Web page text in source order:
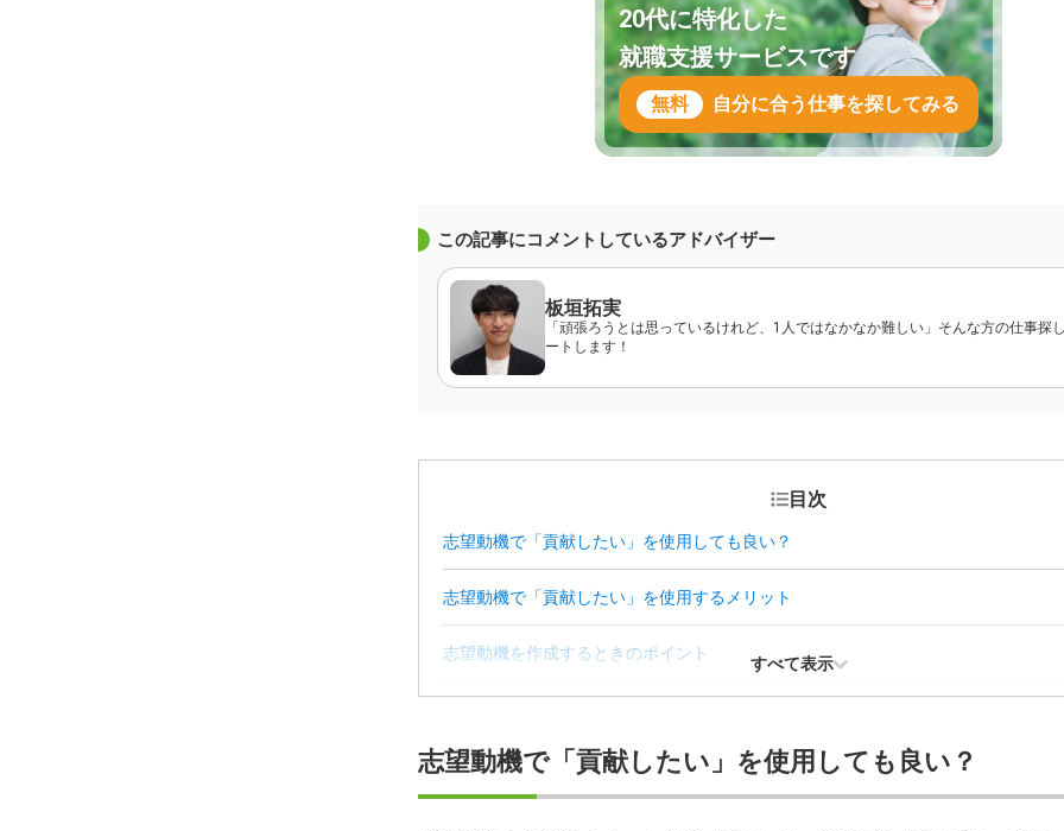
20代に特化した
就職支援サービスです
無料 自分に合う仕事を探してみる
この記事にコメントしているアドバイザー
板垣拓実
「頑張ろうとは思っているけれど、1人ではなかなか難しい」そんな方の仕事探
ートします！
目次
志望動機で「貢献したい」を使用しても良い？
志望動機で「貢献したい」を使用するメリット
志望動機を作成するときのポイント
「貢献したい」の言い換え表現の例
すべて表示
志望動機で「貢献したい」を使用しても良い？